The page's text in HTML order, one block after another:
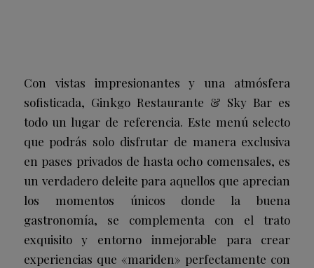
Con vistas impresionantes y una atmósfera
sofisticada, Ginkgo Restaurante & Sky Bar es
todo un lugar de referencia. Este menú selecto
que podrás solo disfrutar de manera exclusiva
en pases privados de hasta ocho comensales, es
un verdadero deleite para aquellos que aprecian
los momentos únicos donde la buena
gastronomía, se complementa con el trato
exquisito y entorno inmejorable para crear
experiencias que «mariden» perfectamente con